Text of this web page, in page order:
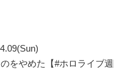
をやめた【#ホロライブ